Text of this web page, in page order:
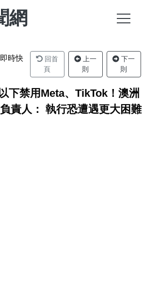
網
即時快
回首
頁
上一
則
下一
則
下禁用Meta、TikTok！澳洲
責人： 執行恐遭遇更大困難